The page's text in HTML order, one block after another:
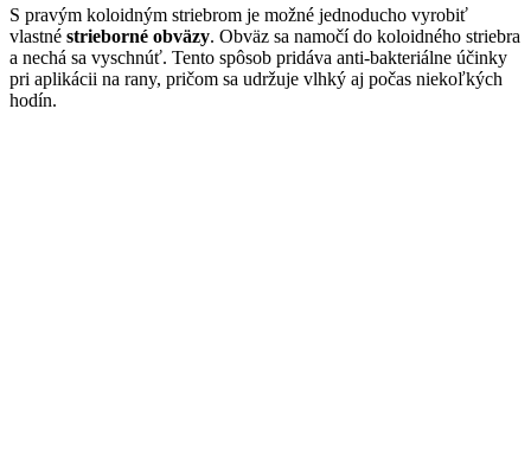
S pravým koloidným striebrom je možné jednoducho vyrobiť
vlastné strieborné obväzy. Obväz sa namočí do koloidného striebra
a nechá sa vyschnúť. Tento spôsob pridáva anti-bakteriálne účinky
pri aplikácii na rany, pričom sa udržuje vlhký aj počas niekoľkých
hodín.